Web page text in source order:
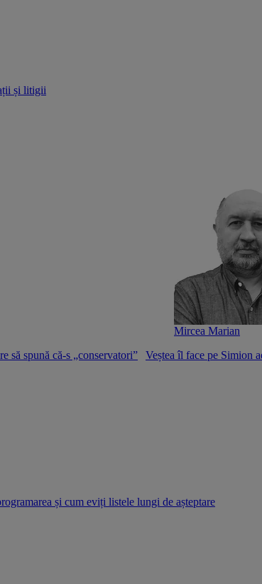
și litigii
să spună că-s „conservatori”
Mircea Marian
Veștea îl face pe Simion
și cum eviți listele lungi de așteptare